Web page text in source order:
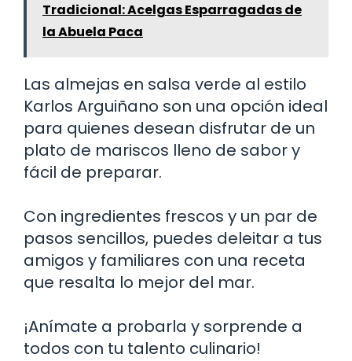
Tradicional: Acelgas Esparragadas de
la Abuela Paca
Las almejas en salsa verde al estilo
Karlos Arguiñano son una opción ideal
para quienes desean disfrutar de un
plato de mariscos lleno de sabor y
fácil de preparar.
Con ingredientes frescos y un par de
pasos sencillos, puedes deleitar a tus
amigos y familiares con una receta
que resalta lo mejor del mar.
¡Anímate a probarla y sorprende a
todos con tu talento culinario!